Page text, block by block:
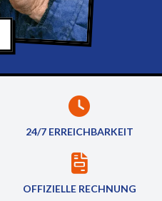
24/7 ERREICHBARKEIT
OFFIZIELLE RECHNUNG